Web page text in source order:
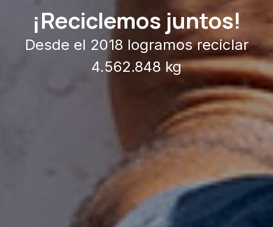
¡Reciclemos juntos!
Desde el 2018 logramos reciclar
4.562.848 kg